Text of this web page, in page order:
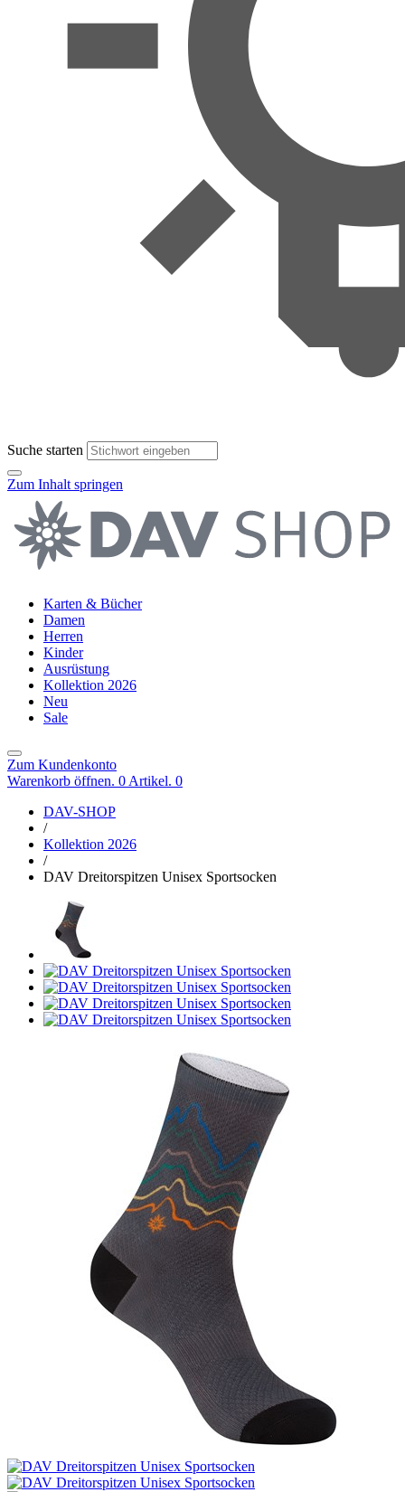
Suche starten
Zum Inhalt springen
Karten & Bücher
Damen
Herren
Kinder
Ausrüstung
Kollektion 2026
Neu
Sale
Zum Kundenkonto
Warenkorb öffnen. 0 Artikel. 0
DAV-SHOP
/
Kollektion 2026
/
DAV Dreitorspitzen Unisex Sportsocken